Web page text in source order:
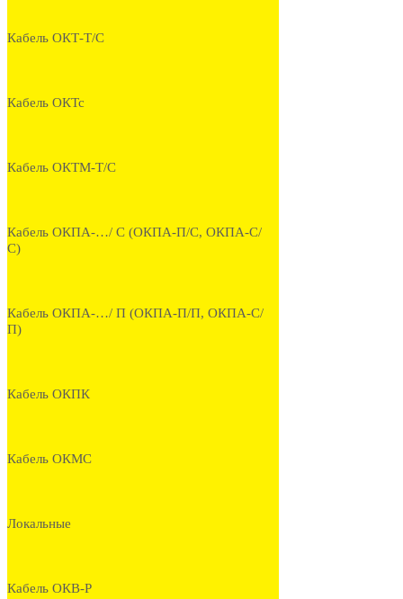
Кабель ОКТ-Т/С
Кабель ОКТс
Кабель ОКТМ-Т/С
Кабель ОКПА-…/ С (ОКПА-П/С, ОКПА-С/
С)
Кабель ОКПА-…/ П (ОКПА-П/П, ОКПА-С/
П)
Кабель ОКПК
Кабель ОКМС
Локальные
Кабель ОКВ-Р